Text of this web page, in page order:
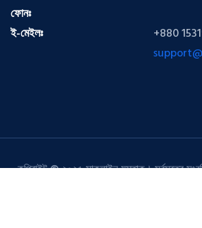
ফোনঃ
ই-মেইলঃ
+880
কপিরাইট © ২০২৫ সাকলাইন মুস্তাক। সর্বস্বত্ব